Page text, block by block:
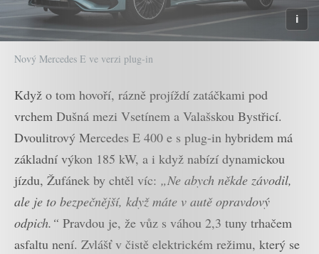
Nový Mercedes E ve verzi plug-in
Když o tom hovoří, rázně projíždí zatáčkami pod
vrchem Dušná mezi Vsetínem a Valašskou Bystřicí.
Dvoulitrový Mercedes E 400 e s plug-in hybridem má
základní výkon 185 kW, a i když nabízí dynamickou
jízdu, Žufánek by chtěl víc: „Ne abych někde závodil,
ale je to bezpečnější, když máte v autě opravdový
odpich.“ Pravdou je, že vůz s váhou 2,3 tuny trhačem
asfaltu není. Zvlášť v čistě elektrickém režimu, který se